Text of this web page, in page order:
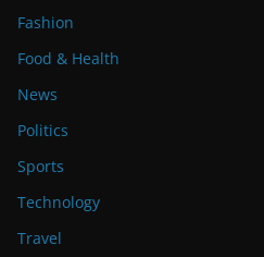
Fashion
Food & Health
News
Politics
Sports
Technology
Travel